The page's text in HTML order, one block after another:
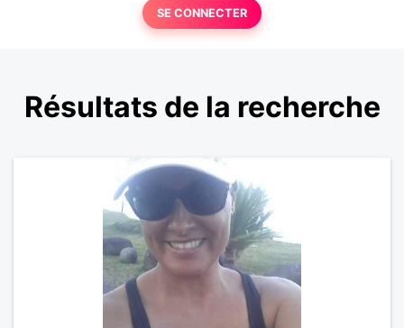
SE CONNECTER
Résultats de la recherche